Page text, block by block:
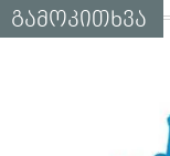
გამოკითხვა